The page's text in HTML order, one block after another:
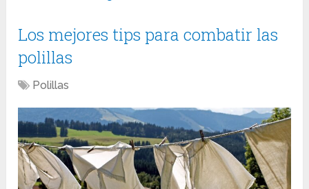
Los mejores tips para combatir las
polillas
Polillas